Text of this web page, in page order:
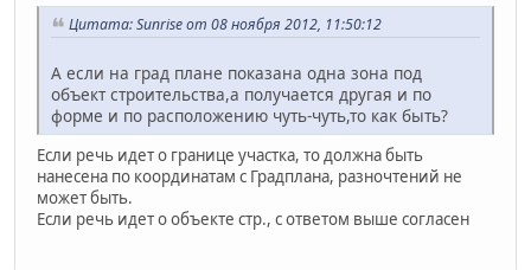
Цитата: Sunrise от 08 ноября 2012, 11:50:12
А если на град плане показана одна зона под
объект строительства,а получается другая и по
форме и по расположению чуть-чуть,то как быть?
Если речь идет о границе участка, то должна быть
нанесена по координатам с Градплана, разночтений не
может быть.
Если речь идет о объекте стр., с ответом выше согласен